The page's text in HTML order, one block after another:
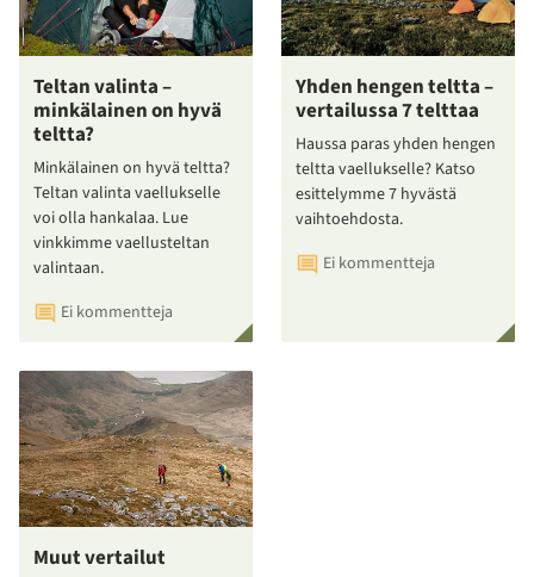
Teltan valinta –
minkälainen on hyvä
teltta?
Minkälainen on hyvä teltta?
Teltan valinta vaellukselle
voi olla hankalaa. Lue
vinkkimme vaellusteltan
valintaan.
Ei kommentteja
Yhden hengen teltta –
vertailussa 7 telttaa
Haussa paras yhden hengen
teltta vaellukselle? Katso
esittelymme 7 hyvästä
vaihtoehdosta.
Ei kommentteja
Muut vertailut